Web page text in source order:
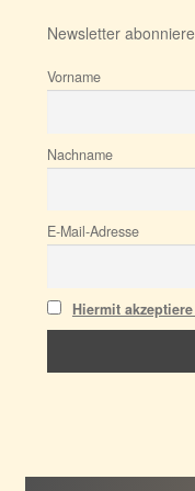
Newsletter
Vorname
Nachname
E-Mail-Adresse
Hiermit